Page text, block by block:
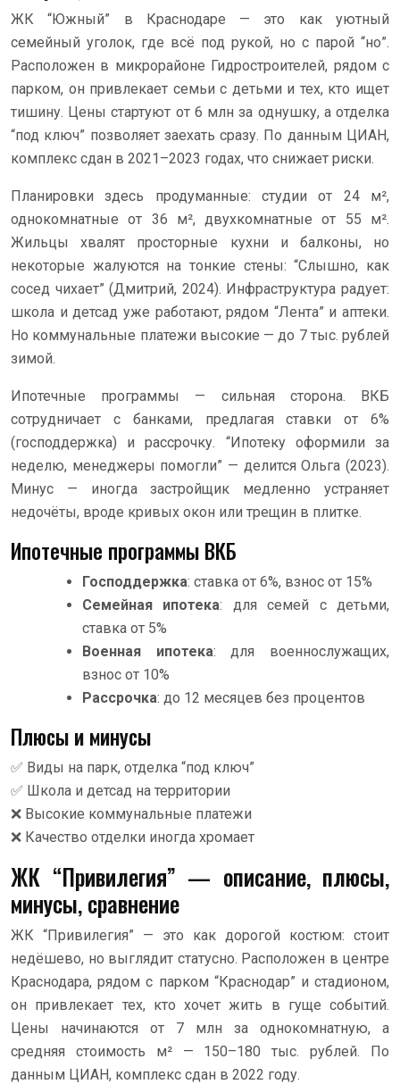
ЖК “Южный” в Краснодаре — это как уютный
семейный уголок, где всё под рукой, но с парой “но”.
Расположен в микрорайоне Гидростроителей, рядом с
парком, он привлекает семьи с детьми и тех, кто ищет
тишину. Цены стартуют от 6 млн за однушку, а отделка
“под ключ” позволяет заехать сразу. По данным ЦИАН,
комплекс сдан в 2021–2023 годах, что снижает риски.
Планировки здесь продуманные: студии от 24 м²,
однокомнатные от 36 м², двухкомнатные от 55 м².
Жильцы хвалят просторные кухни и балконы, но
некоторые жалуются на тонкие стены: “Слышно, как
сосед чихает” (Дмитрий, 2024). Инфраструктура радует:
школа и детсад уже работают, рядом “Лента” и аптеки.
Но коммунальные платежи высокие — до 7 тыс. рублей
зимой.
Ипотечные программы — сильная сторона. ВКБ
сотрудничает с банками, предлагая ставки от 6%
(господдержка) и рассрочку. “Ипотеку оформили за
неделю, менеджеры помогли” — делится Ольга (2023).
Минус — иногда застройщик медленно устраняет
недочёты, вроде кривых окон или трещин в плитке.
Ипотечные программы ВКБ
Господдержка: ставка от 6%, взнос от 15%
Семейная ипотека: для семей с детьми,
ставка от 5%
Военная ипотека: для военнослужащих,
взнос от 10%
Рассрочка: до 12 месяцев без процентов
Плюсы и минусы
✅ Виды на парк, отделка “под ключ”
✅ Школа и детсад на территории
❌ Высокие коммунальные платежи
❌ Качество отделки иногда хромает
ЖК “Привилегия” — описание, плюсы,
минусы, сравнение
ЖК “Привилегия” — это как дорогой костюм: стоит
недёшево, но выглядит статусно. Расположен в центре
Краснодара, рядом с парком “Краснодар” и стадионом,
он привлекает тех, кто хочет жить в гуще событий.
Цены начинаются от 7 млн за однокомнатную, а
средняя стоимость м² — 150–180 тыс. рублей. По
данным ЦИАН, комплекс сдан в 2022 году.